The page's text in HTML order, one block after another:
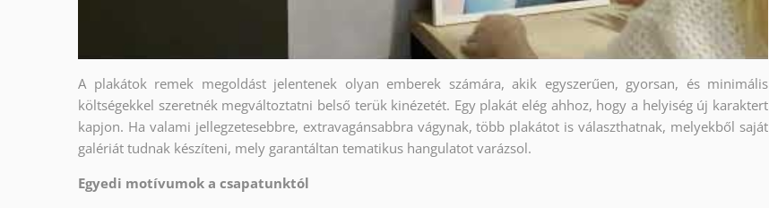
A plakátok remek megoldást jelentenek olyan emberek számára, akik egyszerűen, gyorsan, és minimális
költségekkel szeretnék megváltoztatni belső terük kinézetét. Egy plakát elég ahhoz, hogy a helyiség új karaktert
kapjon. Ha valami jellegzetesebbre, extravagánsabbra vágynak, több plakátot is választhatnak, melyekből saját
galériát tudnak készíteni, mely garantáltan tematikus hangulatot varázsol.
Egyedi motívumok a csapatunktól